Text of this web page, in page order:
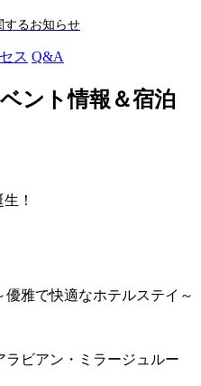
するお知らせ
ス Q&A
ント情報＆宿泊
生！
雅で快適なホテルステイ～
ビアン・ミラージュルー